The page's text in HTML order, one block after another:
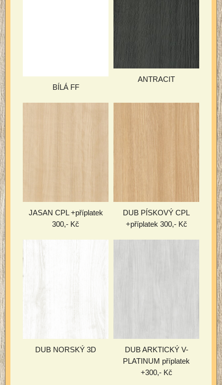
BÍLÁ FF
ANTRACIT
JASAN CPL +příplatek
300,- Kč
DUB PÍSKOVÝ CPL
+příplatek 300,- Kč
DUB NORSKÝ 3D
DUB ARKTICKÝ V-
PLATINUM příplatek
+300,- Kč